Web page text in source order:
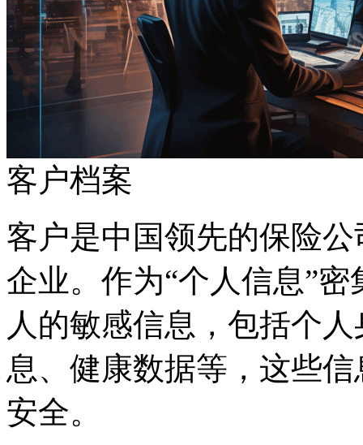
客户档案
客户是中国领先的保险公
企业。作为“个人信息”密
人的敏感信息，包括个人
息、健康数据等，
安全。